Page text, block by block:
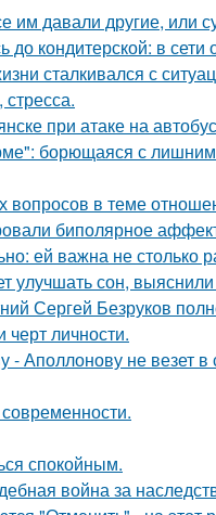
им давали другие, или
до кондитерской: в
сталкивался с
при атаке на
борющаяся с лишним
вопросов в теме
биполярное
ей важна не столько
улучшать сон,
Сергей Безруков
черт личности.
- Аполлонову не везет
спокойным.
война за